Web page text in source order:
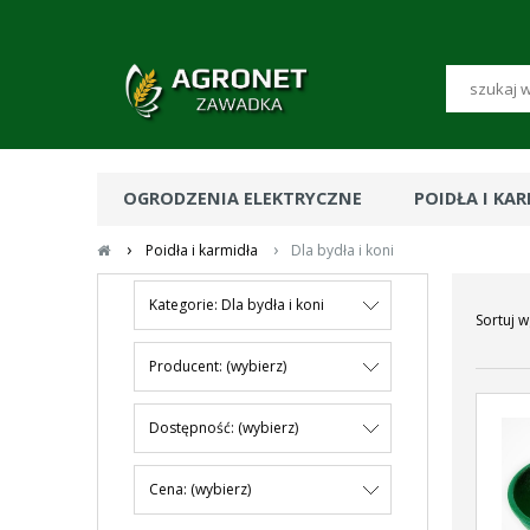
OGRODZENIA ELEKTRYCZNE POIDŁA I
› Poidła i karmidła › Dla bydła i koni
Kategorie: Dla bydła i koni
Producent: (wybierz)
Dostępność: (wybierz)
Cena: (wybierz)
Sortuj